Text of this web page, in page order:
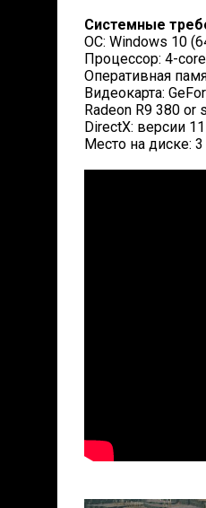
Системные
ОС: Windows 10
Процессор: 4-
Оперативная
Видеокарта:
Radeon R9 380 or
DirectX: версии 11
Место на диске: 3